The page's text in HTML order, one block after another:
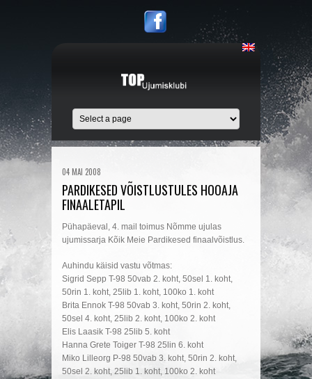
04 MAI 2008
PARDIKESED VÕISTLUSTULES HOOAJA
FINAALETAPIL
Pühapäeval, 4. mail toimus Nõmme ujulas
ujumissarja Kõik Meie Pardikesed finaalvõistlus.
Auhindu käisid vastu võtmas:
Sigrid Sepp T-98 50vab 2. koht, 50sel 1. koht,
50rin 1. koht, 25lib 1. koht, 100ko 1. koht
Brita Ennok T-98 50vab 3. koht, 50rin 2. koht,
50sel 4. koht, 25lib 2. koht, 100ko 2. koht
Elis Laasik T-98 25lib 5. koht
Hanna Grete Toiger T-98 25lin 6. koht
Miko Lilleorg P-98 50vab 3. koht, 50rin 2. koht,
50sel 2. koht, 25lib 1. koht, 100ko 2. koht